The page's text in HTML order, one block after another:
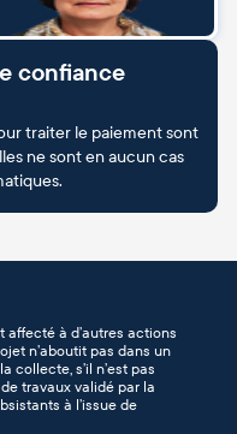
confiance
traiter le paiement sont
ne sont en aucun cas
à d’autres actions
n’aboutit pas dans un
collecte, s’il n’est pas
travaux validé par la
à l’issue de